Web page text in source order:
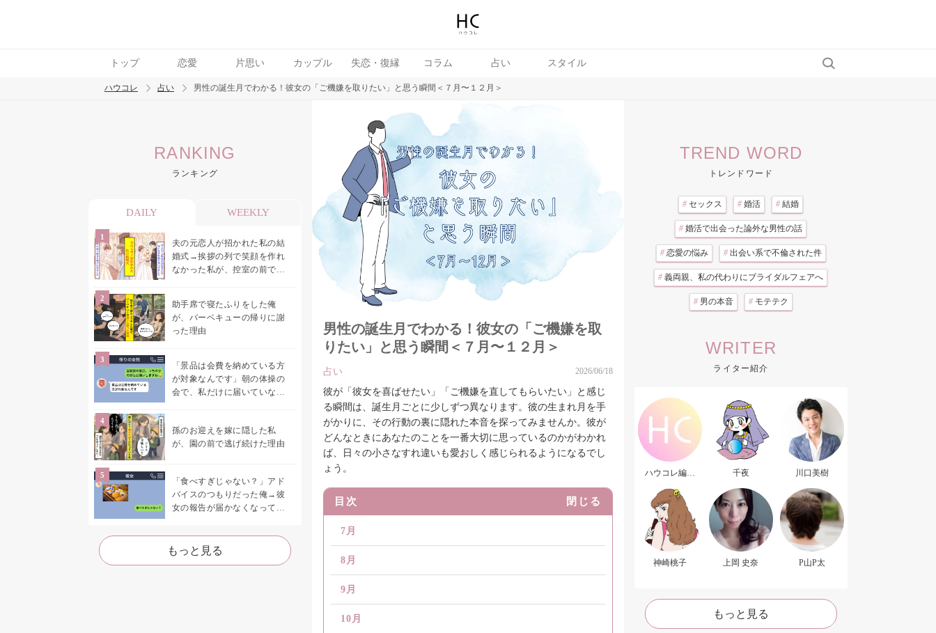
トップ 恋愛 片思い カップル 失恋・復縁 コラム 占い スタイル
トレンド ワード
ハウコレ 占い 男性の誕生月でわかる！彼女の「ご機嫌を取りたい」と思う瞬間＜７月〜１２月＞
RANKING
ランキング
DAILY WEEKLY
夫の元恋人が招かれた私の結
婚式→挨拶の列で笑顔を作れ
なかった私が、控室の前で彼
助手席で寝たふりをした俺
が、バーベキューの帰りに謝
った理由
「景品は会費を納めている方
が対象なんです」朝の体操の
会で、私だけに届いていなか
孫のお迎えを嫁に隠した私
が、園の前で逃げ続けた理由
「食べすぎじゃない？」アド
バイスのつもりだった俺→彼
女の報告が届かなくなって、
た
もっと見る
男性の誕生月でわかる！彼女の「ご機嫌を取
りたい」と思う瞬間＜７月〜１２月＞
占い 2026/06/18
彼が「彼女を喜ばせたい」「ご機嫌を直してもらいたい」と感じ
る瞬間は、誕生月ごとに少しずつ異なります。彼の生まれ月を手
がかりに、その行動の裏に隠れた本音を探ってみませんか。彼が
どんなときにあなたのことを一番大切に思っているのかがわかれ
ば、日々の小さなすれ違いも愛おしく感じられるようになるでし
ょう。
目次 閉じる
7月
8月
9月
10月
TREND WORD
トレンドワード
# セックス # 婚活 # 結婚
# 婚活で出会った論外な男性の話
# 恋愛の悩み # 出会い系で不倫された件
# 義両親、私の代わりにブライダルフェアへ
# 男の本音 # モテテク
WRITER
ライター紹介
ハウコレ編集
千夜 川口美樹
神崎桃子 上岡 史奈 P山P太
もっと見る